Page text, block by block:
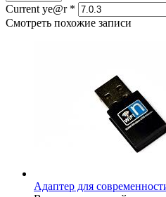
Current ye@r *
Смотреть похожие записи
Адаптер для